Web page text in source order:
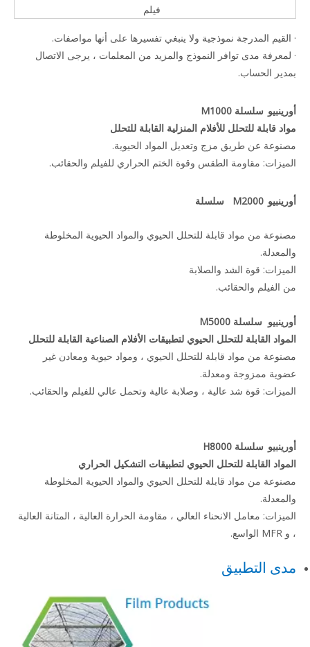
فيلم
· القيم المدرجة نموذجية ولا ينبغي تفسيرها على أنها مواصفات.
· لمعرفة مدى توافر النموذج والمزيد من المعلمات ، يرجى الاتصال
بمدير الحساب.
أورينبيو سلسلة M1000
مواد قابلة للتحلل للأفلام المنزلية القابلة للتحلل
مصنوعة عن طريق مزج وتعديل المواد الحيوية.
الميزات: مقاومة الطقس وقوة الختم الحراري للفيلم والحقائب.
أورينبيو M2000 سلسلة
مصنوعة من مواد قابلة للتحلل الحيوي والمواد الحيوية المخلوطة
والمعدلة.
الميزات: قوة الشد والصلابة
من الفيلم والحقائب.
أورينبيو سلسلة M5000
المواد القابلة للتحلل الحيوي لتطبيقات الأفلام الصناعية القابلة للتحلل
مصنوعة من مواد قابلة للتحلل الحيوي ، ومواد حيوية ومعادن غير
عضوية ممزوجة ومعدلة.
الميزات: قوة شد عالية ، وصلابة عالية وتحمل عالي للفيلم والحقائب.
أورينبيو سلسلة H8000
المواد القابلة للتحلل الحيوي لتطبيقات التشكيل الحراري
مصنوعة من مواد قابلة للتحلل الحيوي والمواد الحيوية المخلوطة
والمعدلة.
الميزات: معامل الانحناء العالي ، مقاومة الحرارة العالية ، المتانة العالية
، و MFR الواسع.
مدى التطبيق